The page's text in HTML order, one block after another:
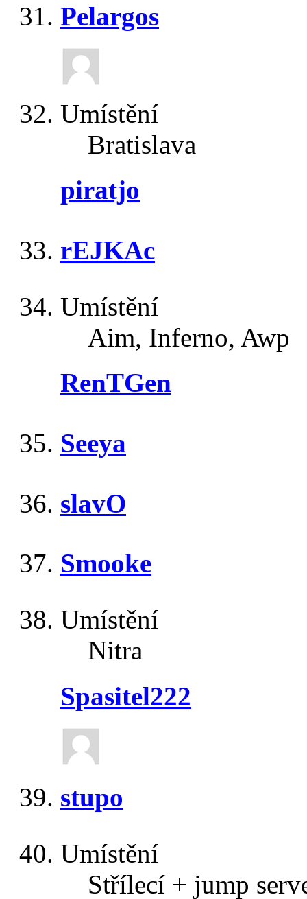
Pelargos
Umístění
Bratislava
piratjo
rEJKAc
Umístění
Aim, Inferno, Awp
RenTGen
Seeya
slavO
Smooke
Umístění
Nitra
Spasitel222
stupo
Umístění
Střílecí + jump